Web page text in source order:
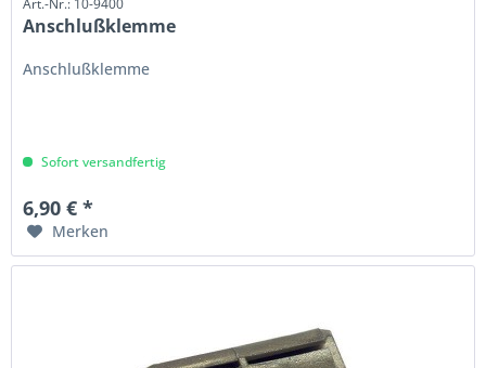
Art.-Nr.: 10-9400
Anschlußklemme
Anschlußklemme
Sofort versandfertig
6,90 € *
Merken